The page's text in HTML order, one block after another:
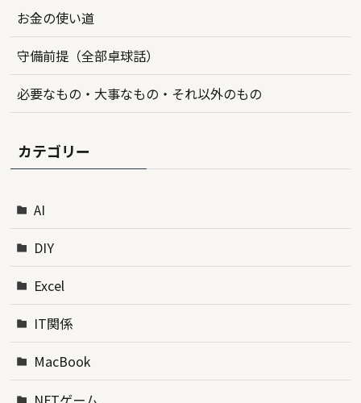
お金の使い道
守備前提（全部卓球話）
必要なもの・大事なもの・それ以外のもの
カテゴリー
AI
DIY
Excel
IT関係
MacBook